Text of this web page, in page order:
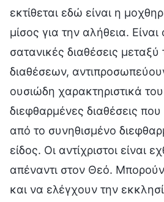
εκτίθεται εδώ είναι η
μίσος για την αλήθεια. Είναι
σατανικές διαθέσεις
διαθέσεων,
ουσιώδη χαρακτηριστικά
διεφθαρμένες διαθέσεις
από το συνηθισμένο
είδος. Οι αντίχριστοι είναι
απέναντι στον Θεό.
και να ελέγχουν την